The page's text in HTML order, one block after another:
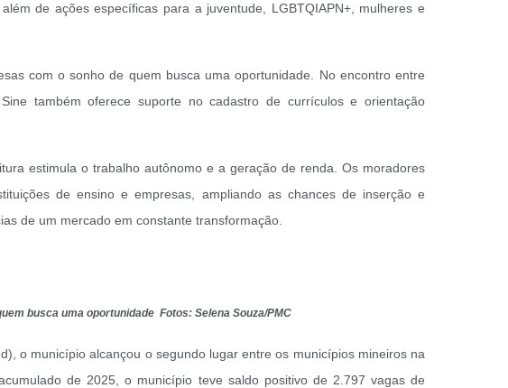
de ações específicas para a juventude, LGBTQIAPN+, mulheres e
com o sonho de quem busca uma oportunidade. No encontro entre
também oferece suporte no cadastro de currículos e orientação
estimula o trabalho autônomo e a geração de renda. Os moradores
de ensino e empresas, ampliando as chances de inserção e
de um mercado em constante transformação.
busca uma oportunidade Fotos: Selena Souza/PMC
o município alcançou o segundo lugar entre os municípios mineiros na
de 2025, o município teve saldo positivo de 2.797 vagas de